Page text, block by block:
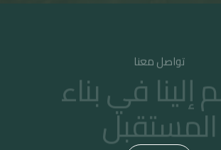
تواصل معنا
إلينا في بناء
المستقبل